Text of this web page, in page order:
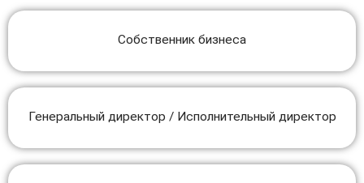
Собственник бизнеса
Генеральный директор / Исполнительный директор